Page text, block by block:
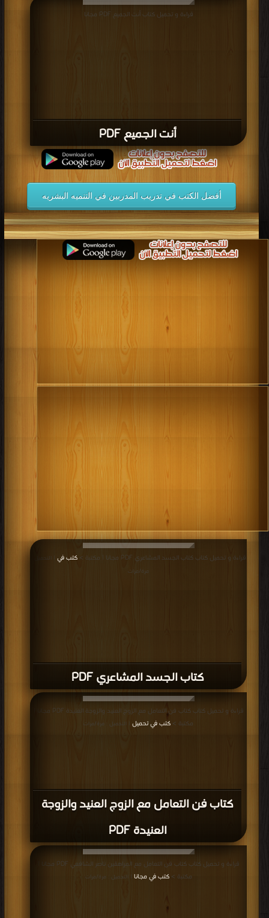
أنت الجميع PDF
قراءة و تحميل كتاب أنت الجميع PDF مجانا
أفضل الكتب في تدريب المدربين في التنميه البشريه
كتاب الجسد المشاعري PDF
قراءة و تحميل كتاب كتاب الجسد المشاعري PDF مجانا | مكتبة > كتب في
| التحميل :
مرة/مرات
كتاب فن التعامل مع الزوج العنيد والزوجة
العنيدة PDF
قراءة و تحميل كتاب كتاب فن التعامل مع الزوج العنيد والزوجة العنيدة PDF مجانا |
مكتبة > كتب في تحميل | التحميل : مرة/مرات
قراءة و تحميل كتاب كتاب فن التعامل مع المراهقين ناصر الشافعي PDF مجانا |
مكتبة >كتب في مجانا | التحميل : مرة/مرات